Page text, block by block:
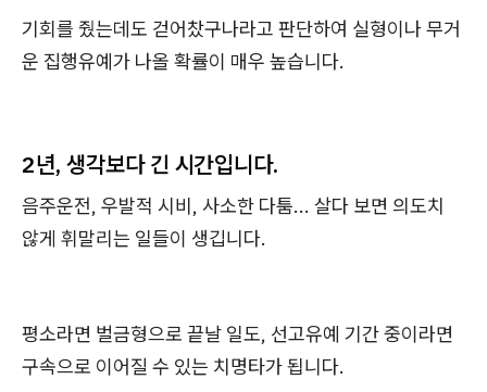
기회를 줬는데도 걷어찼구나라고 판단하여 실형이나 무거
운 집행유예가 나올 확률이 매우 높습니다.
2년, 생각보다 긴 시간입니다.
음주운전, 우발적 시비, 사소한 다툼... 살다 보면 의도치
않게 휘말리는 일들이 생깁니다.
평소라면 벌금형으로 끝날 일도, 선고유예 기간 중이라면
구속으로 이어질 수 있는 치명타가 됩니다.